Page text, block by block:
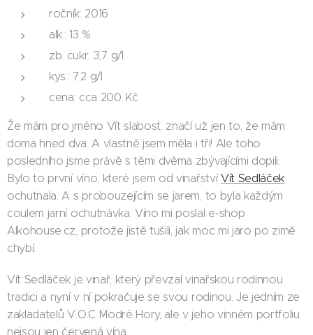
ročník: 2016
alk.: 13 %
zb. cukr: 3,7 g/l
kys.: 7,2 g/l
cena: cca 200 Kč
Že mám pro jméno Vít slabost, značí už jen to, že mám
doma hned dva. A vlastně jsem měla i tři! Ale toho
posledního jsme právě s těmi dvěma zbývajícími dopili.
Bylo to první víno, které jsem od vinařstvíVít Sedláček
ochutnala. A s probouzejícím se jarem, to byla každým
coulem jarní ochutnávka. Víno mi poslal e-shop
Alkohouse.cz, protože jistě tušili, jak moc mi jaro po zimě
chybí.
Vít Sedláček je vinař, který převzal vinařskou rodinnou
tradici a nyní v ní pokračuje se svou rodinou. Je jedním ze
zakladatelů V.O.C Modré Hory, ale v jeho vinném portfoliu
nejsou jen červená vína.